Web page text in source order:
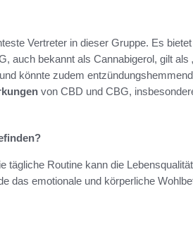
Vertreter in dieser Gruppe. Es
auch bekannt als Cannabigerol, gilt als
könnte zudem
von CBD und CBG,
tägliche Routine kann die
das emotionale und körperliche